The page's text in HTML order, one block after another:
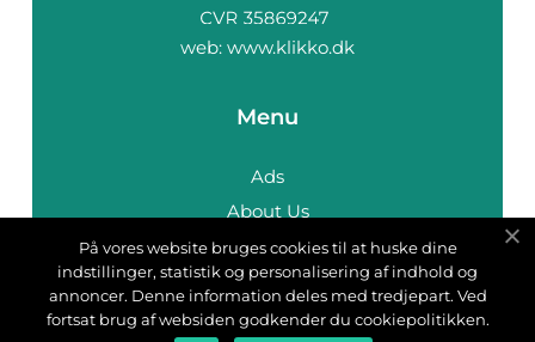
web: www.klikko.dk
Menu
Ads
About Us
Cookies
Contact
Sitemap
På vores website bruges cookies til at huske dine
indstillinger, statistik og personalisering af indhold og
annoncer. Denne information deles med tredjepart. Ved
fortsat brug af websiden godkender du cookiepolitikken.